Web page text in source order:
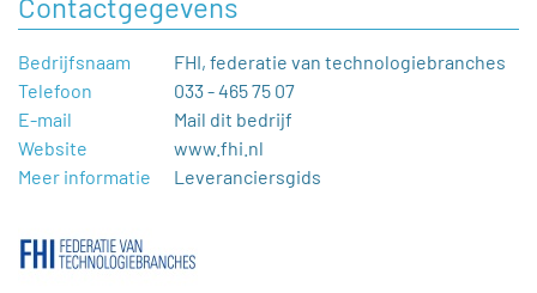
Bedrijfsnaam
FHI, federatie van technologiebranches
Telefoon
033 - 465 75 07
E-mail
Mail dit bedrijf
Website
www.fhi.nl
Meer informatie
Leveranciersgids